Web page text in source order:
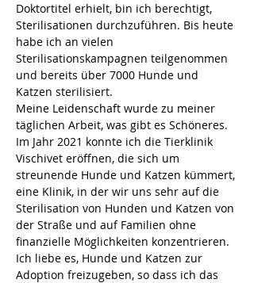
Doktortitel erhielt, bin ich berechtigt,
Sterilisationen durchzuführen. Bis heute
habe ich an vielen
Sterilisationskampagnen teilgenommen
und bereits über 7000 Hunde und
Katzen sterilisiert.
Meine Leidenschaft wurde zu meiner
täglichen Arbeit, was gibt es Schöneres.
Im Jahr 2021 konnte ich die Tierklinik
Vischivet eröffnen, die sich um
streunende Hunde und Katzen kümmert,
eine Klinik, in der wir uns sehr auf die
Sterilisation von Hunden und Katzen von
der Straße und auf Familien ohne
finanzielle Möglichkeiten konzentrieren.
Ich liebe es, Hunde und Katzen zur
Adoption freizugeben, so dass ich das